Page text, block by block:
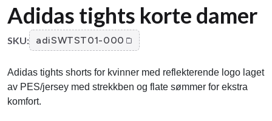
Adidas tights korte damer
SKU: adiSWTST01-000
Adidas tights shorts for kvinner med reflekterende logo laget
av PES/jersey med strekkben og flate sømmer for ekstra
komfort.